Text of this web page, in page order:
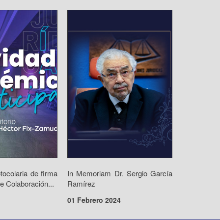
de firma
Colaboración...
In Memoriam Dr. Sergio García
Ramírez
01 Febrero 2024